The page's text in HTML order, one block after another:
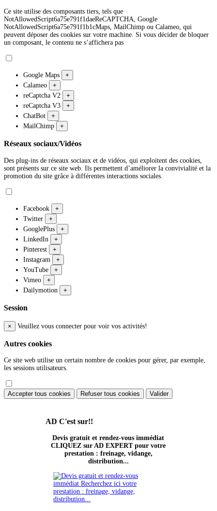
Ce site utilise des composants tiers, tels que
NotAllowedScript6a75e791f1daeReCAPTCHA, Google
NotAllowedScript6a75e791f1b1cMaps, MailChimp ou Calameo, qui
peuvent déposer des cookies sur votre machine. Si vous décider de bloquer
un composant, le contenu ne s’affichera pas
Google Maps
+
Calameo
+
reCaptcha V2
+
reCaptcha V3
+
ChatBot
+
MailChimp
+
Réseaux sociaux/Vidéos
Des plug-ins de réseaux sociaux et de vidéos, qui exploitent des cookies,
sont présents sur ce site web. Ils permettent d’améliorer la convivialité et la
promotion du site grâce à différentes interactions sociales.
Facebook
+
Twitter
+
GooglePlus
+
LinkedIn
+
Pinterest
+
Instagram
+
YouTube
+
Vimeo
+
Dailymotion
+
Session
× Veuillez vous connecter pour voir vos activités!
Autres cookies
Ce site web utilise un certain nombre de cookies pour gérer, par exemple,
les sessions utilisateurs.
Accepter tous cookies Refuser tous cookies Valider
AD C'est sur!!
Devis gratuit et rendez-vous immédiat
CLIQUEZ sur AD EXPERT pour votre
prestation : freinage, vidange,
distribution...